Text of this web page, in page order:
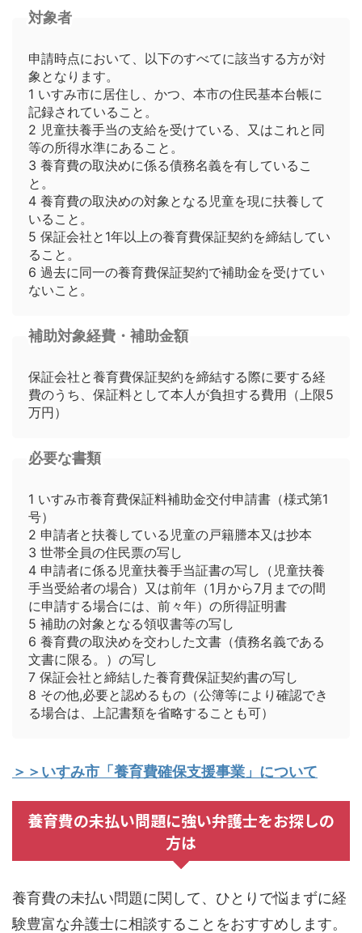
対象者
申請時点において、以下のすべてに該当する方が対
象となります。
1 いすみ市に居住し、かつ、本市の住民基本台帳に
記録されていること。
2 児童扶養手当の支給を受けている、又はこれと同
等の所得水準にあること。
3 養育費の取決めに係る債務名義を有しているこ
と。
4 養育費の取決めの対象となる児童を現に扶養して
いること。
5 保証会社と1年以上の養育費保証契約を締結してい
ること。
6 過去に同一の養育費保証契約で補助金を受けてい
ないこと。
補助対象経費・補助金額
保証会社と養育費保証契約を締結する際に要する経
費のうち、保証料として本人が負担する費用（上限5
万円）
必要な書類
1 いすみ市養育費保証料補助金交付申請書（様式第1
号）
2 申請者と扶養している児童の戸籍謄本又は抄本
3 世帯全員の住民票の写し
4 申請者に係る児童扶養手当証書の写し（児童扶養
手当受給者の場合）又は前年（1月から7月までの間
に申請する場合には、前々年）の所得証明書
5 補助の対象となる領収書等の写し
6 養育費の取決めを交わした文書（債務名義である
文書に限る。）の写し
7 保証会社と締結した養育費保証契約書の写し
8 その他,必要と認めるもの（公簿等により確認でき
る場合は、上記書類を省略することも可）
＞＞いすみ市「養育費確保支援事業」について
養育費の未払い問題に強い弁護士をお探しの
方は
養育費の未払い問題に関して、ひとりで悩まずに経
験豊富な弁護士に相談することをおすすめします。